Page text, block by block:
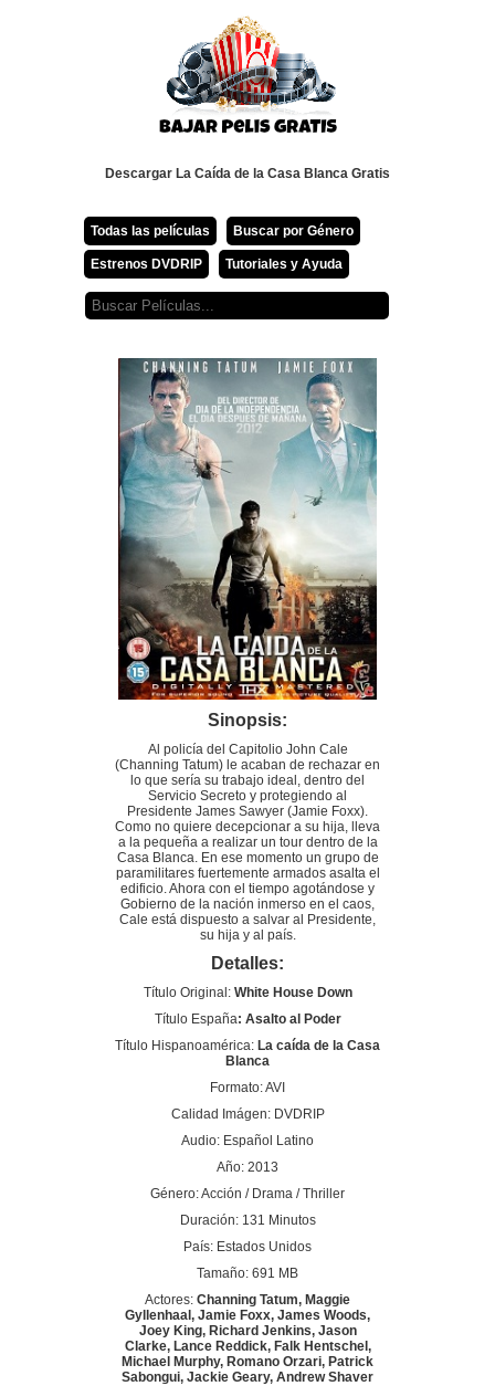
Descargar La Caída de la Casa Blanca Gratis
Todas las películas Buscar por Género
Estrenos DVDRIP Tutoriales y Ayuda
Sinopsis:
Al policía del Capitolio John Cale
(Channing Tatum) le acaban de rechazar en
lo que sería su trabajo ideal, dentro del
Servicio Secreto y protegiendo al
Presidente James Sawyer (Jamie Foxx).
Como no quiere decepcionar a su hija, lleva
a la pequeña a realizar un tour dentro de la
Casa Blanca. En ese momento un grupo de
paramilitares fuertemente armados asalta el
edificio. Ahora con el tiempo agotándose y
Gobierno de la nación inmerso en el caos,
Cale está dispuesto a salvar al Presidente,
su hija y al país.
Detalles:
Título Original: White House Down
Título España: Asalto al Poder
Título Hispanoamérica: La caída de la Casa
Blanca
Formato: AVI
Calidad Imágen: DVDRIP
Audio: Español Latino
Año: 2013
Género: Acción / Drama / Thriller
Duración: 131 Minutos
País: Estados Unidos
Tamaño: 691 MB
Actores: Channing Tatum, Maggie
Gyllenhaal, Jamie Foxx, James Woods,
Joey King, Richard Jenkins, Jason
Clarke, Lance Reddick, Falk Hentschel,
Michael Murphy, Romano Orzari, Patrick
Sabongui, Jackie Geary, Andrew Shaver